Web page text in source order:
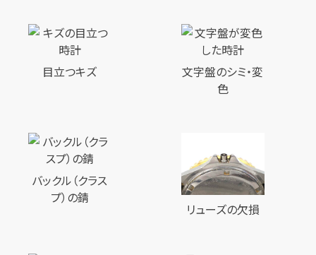
目立つキズ
文字盤のシミ・変
色
バックル（クラス
プ）の錆
リューズの欠損